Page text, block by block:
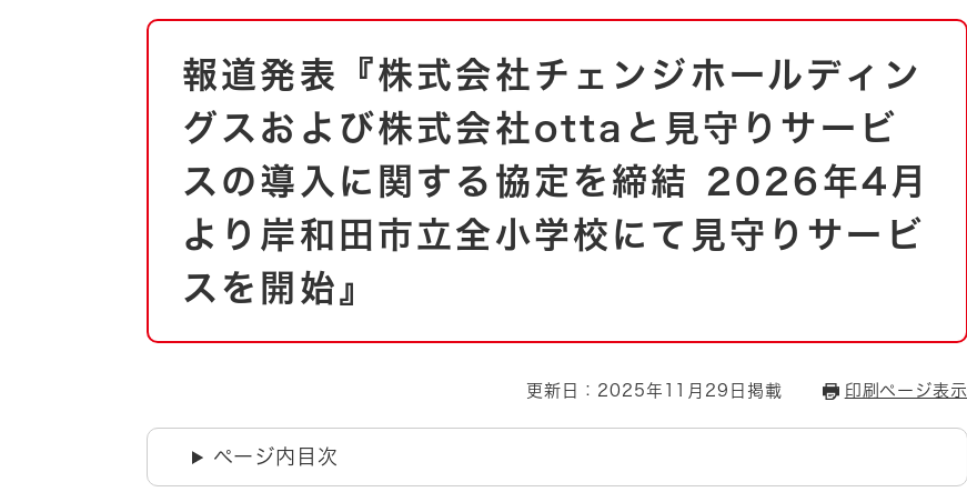
防災・防犯 上水道・下水道
自然・環境・公園 住宅
おくやみ
男女共同参画
地域コミュニティ・ボラン
ティア・協働
道路・河川・交通 まちづくり
国際交流
市役所・施設の案内
本
報道発表『株式会社チェンジホールディン
グスおよび株式会社ottaと見守りサービ
スの導入に関する協定を締結 2026年4月
より岸和田市立全小学校にて見守りサービ
スを開始』
更新日：2025年11月29日掲載 印刷ページ表示
ページ内目次